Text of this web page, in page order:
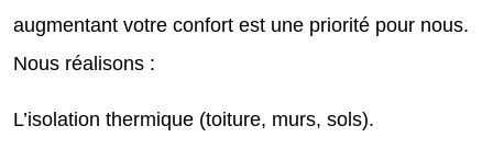
augmentant votre confort est une priorité pour nous.
Nous réalisons :
L’isolation thermique (toiture, murs, sols).